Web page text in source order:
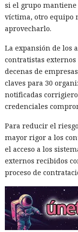
si el grupo mantiene
víctima, otro equipo
aprovecharlo.
La expansión de los
contratistas
decenas de
claves para 30
notificadas
credenciales
Para reducir el
mayor rigor a los
el acceso a los
externos recibidos
proceso de